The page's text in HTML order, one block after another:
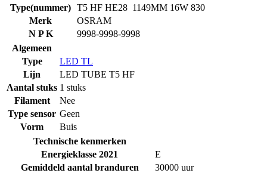
Type(nummer) T5 HF HE28 1149MM 16W 830
Merk
OSRAM
N P K
9998-9998-9998
Algemeen
Type
LED TL
Lijn
LED TUBE T5 HF
Aantal stuks 1 stuks
Filament
Nee
Type sensor Geen
Vorm
Buis
Technische kenmerken
Energieklasse 2021
E
Gemiddeld aantal branduren
30000 uur